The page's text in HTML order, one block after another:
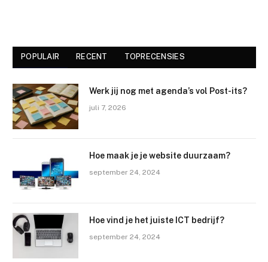
POPULAIR RECENT TOPRECENSIES
Werk jij nog met agenda’s vol Post-its?
juli 7, 2026
Hoe maak je je website duurzaam?
september 24, 2024
Hoe vind je het juiste ICT bedrijf?
september 24, 2024